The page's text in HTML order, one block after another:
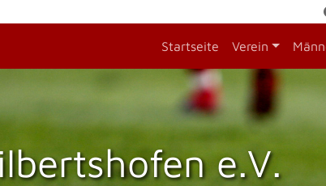
Startseite Verein
e.V.